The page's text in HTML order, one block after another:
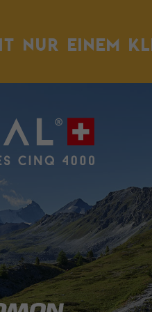
NUR EINEM